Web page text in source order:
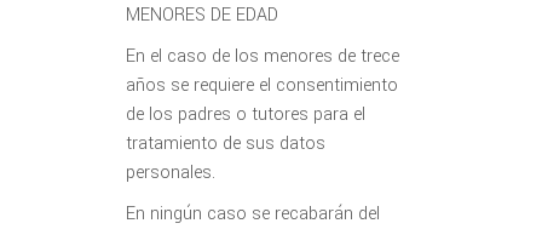
MENORES DE EDAD
En el caso de los menores de trece
años se requiere el consentimiento
de los padres o tutores para el
tratamiento de sus datos
personales.
En ningún caso se recabarán del